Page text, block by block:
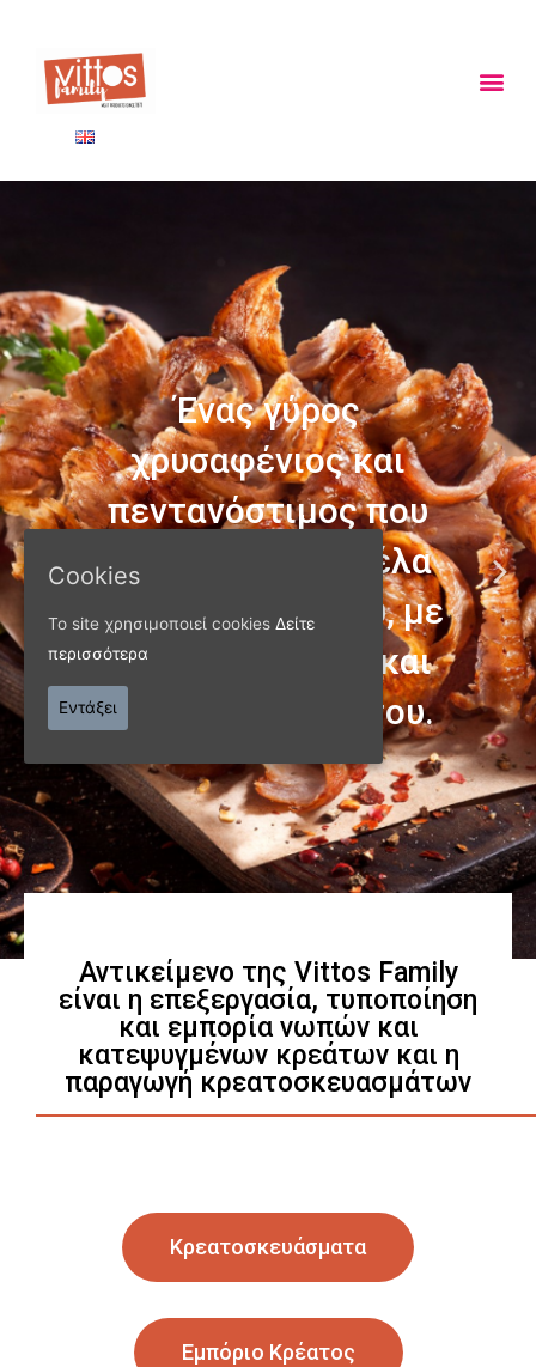
ΠΑΝΩ ΑΠΟ 40 ΧΡΟΝΙΑ
Παράγουμε προϊόντα
ποιότητας
Γνωρίστε μας
Αντικείμενο της Vittos Family
είναι η επεξεργασία, τυποποίηση
και εμπορία νωπών και
κατεψυγμένων κρεάτων και η
παραγωγή κρεατοσκευασμάτων
Κρεατοσκευάσματα
Εμπόριο Κρέατος
Cookies
Το site χρησιμοποιεί cookies Δείτε
περισσότερα
Εντάξει